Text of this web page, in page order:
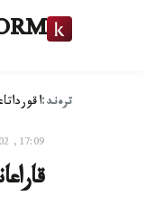
ترەند:اقوردا
17:09, 02 قازان 2025